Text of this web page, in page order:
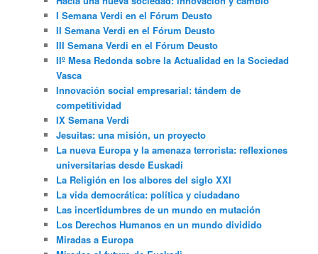
I Semana Verdi en el Fórum Deusto
II Semana Verdi en el Fórum Deusto
III Semana Verdi en el Fórum Deusto
IIº Mesa Redonda sobre la Actualidad en la Sociedad
Vasca
Innovación social empresarial: tándem de
competitividad
IX Semana Verdi
Jesuitas: una misión, un proyecto
La nueva Europa y la amenaza terrorista: reflexiones
universitarias desde Euskadi
La Religión en los albores del siglo XXI
La vida democrática: política y ciudadano
Las incertidumbres de un mundo en mutación
Los Derechos Humanos en un mundo dividido
Miradas a Europa